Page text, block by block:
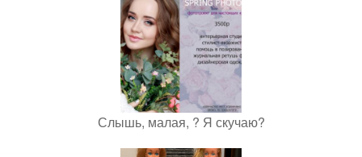
Слышь, малая, ? Я скучаю?